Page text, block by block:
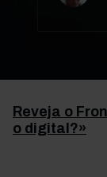
Reveja o
o digital?»